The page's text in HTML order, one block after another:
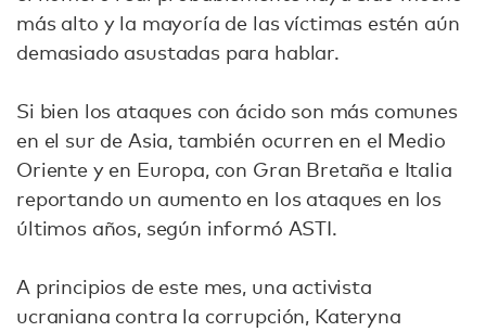
más alto y la mayoría de las víctimas estén aún
demasiado asustadas para hablar.
Si bien los ataques con ácido son más comunes
en el sur de Asia, también ocurren en el Medio
Oriente y en Europa, con Gran Bretaña e Italia
reportando un aumento en los ataques en los
últimos años, según informó ASTI.
A principios de este mes, una activista
ucraniana contra la corrupción, Kateryna